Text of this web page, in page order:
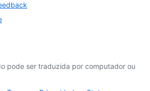
pode ser traduzida por computador ou